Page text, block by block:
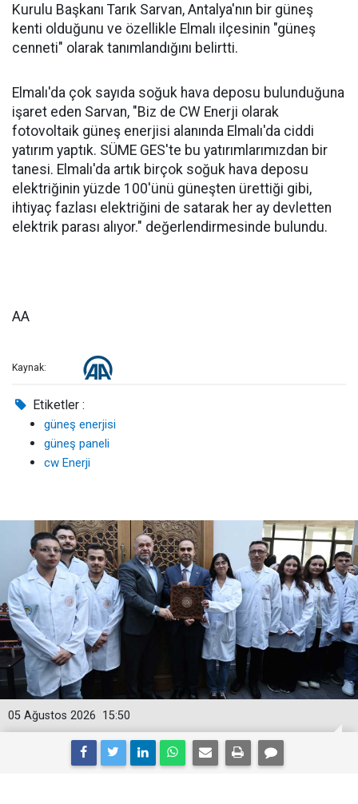
Kurulu Başkanı Tarık Sarvan, Antalya'nın bir güneş
kenti olduğunu ve özellikle Elmalı ilçesinin "güneş
cenneti" olarak tanımlandığını belirtti.
Elmalı'da çok sayıda soğuk hava deposu bulunduğuna
işaret eden Sarvan, "Biz de CW Enerji olarak
fotovoltaik güneş enerjisi alanında Elmalı'da ciddi
yatırım yaptık. SÜME GES'te bu yatırımlarımızdan bir
tanesi. Elmalı'da artık birçok soğuk hava deposu
elektriğinin yüzde 100'ünü güneşten ürettiği gibi,
ihtiyaç fazlası elektriğini de satarak her ay devletten
elektrik parası alıyor." değerlendirmesinde bulundu.
AA
Kaynak:
Etiketler :
güneş enerjisi
güneş paneli
cw Enerji
15:50
05 Ağustos 2026